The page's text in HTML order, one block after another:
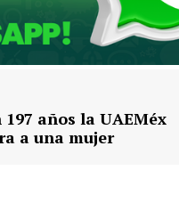
años la UAEMéx
a una mujer